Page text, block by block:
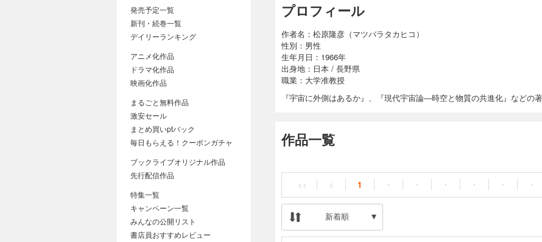
プロフィール
作者名：松原隆彦（マツバラタカヒコ）
性別：男性
生年月日：1966年
出身地：日本 / 長野県
職業：大学准教授
『宇宙に外側はあるか』、『現代宇宙論―時空と物質の共進化』などの著
作品一覧
<< < 1 ・ ・ ・ ・ ・ ・
新着順
発売予定一覧
新刊・続巻一覧
デイリーランキング
アニメ化作品
ドラマ化作品
映画化作品
まるごと無料作品
激安セール
まとめ買いptバック
毎日もらえる！クーポンガチャ
ブックライブオリジナル作品
先行配信作品
特集一覧
キャンペーン一覧
みんなの公開リスト
書店員おすすめレビュー